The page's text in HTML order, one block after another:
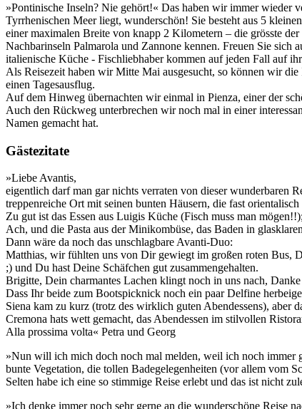
»Pontinische Inseln? Nie gehört!« Das haben wir immer wieder
Tyrrhenischen Meer liegt, wunderschön! Sie besteht aus 5
einer maximalen Breite von knapp 2 Kilometern – die grösste
Nachbarinseln Palmarola und Zannone kennen. Freuen Sie sich
italienische Küche - Fischliebhaber kommen auf jeden Fall auf
Als Reisezeit haben wir Mitte Mai ausgesucht, so können wir
einen Tagesausflug.
Auf dem Hinweg übernachten wir einmal in Pienza, einer der
Auch den Rückweg unterbrechen wir noch mal in einer
Namen gemacht hat.
Gästezitate
»Liebe Avantis,
eigentlich darf man gar nichts verraten von dieser wunderbaren
treppenreiche Ort mit seinen bunten Häusern, die fast
Zu gut ist das Essen aus Luigis Küche (Fisch muss man
Ach, und die Pasta aus der Minikombüse, das Baden in
Dann wäre da noch das unschlagbare Avanti-Duo:
Matthias, wir fühlten uns von Dir gewiegt im großen roten Bus,
;) und Du hast Deine Schäfchen gut zusammengehalten.
Brigitte, Dein charmantes Lachen klingt noch in uns nach,
Dass Ihr beide zum Bootspicknick noch ein paar Delfine
Siena kam zu kurz (trotz des wirklich guten Abendessens), aber
Cremona hats wett gemacht, das Abendessen im stilvollen
Alla prossima volta« Petra und Georg
»Nun will ich mich doch noch mal melden, weil ich noch immer
bunte Vegetation, die tollen Badegelegenheiten (vor allem vom
Selten habe ich eine so stimmige Reise erlebt und das ist nicht
»Ich denke immer noch sehr gerne an die wunderschöne Reise